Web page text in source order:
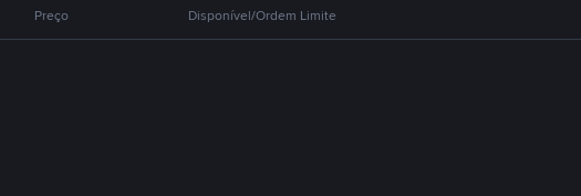
Preço Disponível/Ordem Limite